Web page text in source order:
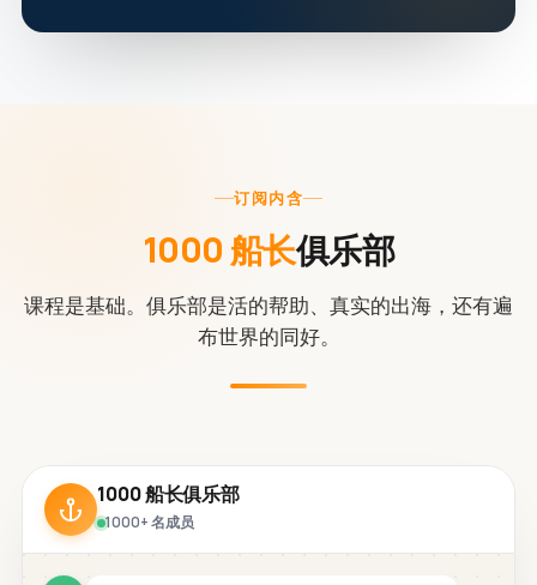
订阅内含
1000 船长俱乐部
课程是基础。俱乐部是活的帮助、真实的出海，还有遍
布世界的同好。
1000 船长俱乐部
1000+ 名成员